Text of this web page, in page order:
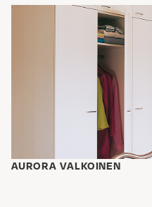
AURORA VALKOINEN